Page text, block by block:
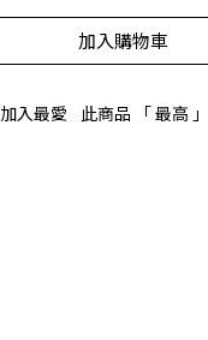
加入購物車
加入最愛 此商品 「 最高